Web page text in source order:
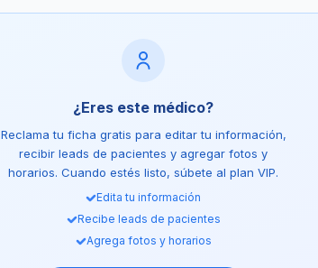
¿Eres este médico?
Reclama tu ficha gratis para editar tu información,
recibir leads de pacientes y agregar fotos y
horarios. Cuando estés listo, súbete al plan VIP.
Edita tu información
Recibe leads de pacientes
Agrega fotos y horarios